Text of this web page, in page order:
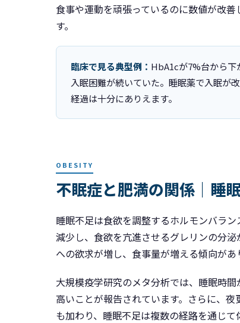
食事や運動を頑張っているのに数値が改
す。
臨床で見る典型例： HbA1cが7%台から下
入眠困難が続いていた。睡眠薬で入眠
経過は十分にありえます。
OBESITY
不眠症と肥満の関係｜睡
睡眠不足は食欲を調整するホルモンバラ
減少し、食欲を亢進させるグレリンの分
への欲求が増し、食事量が増える傾向があ
大規模疫学研究のメタ分析では、睡眠時
高いことが報告されています。さらに、
も加わり、睡眠不足は複数の経路を通じて